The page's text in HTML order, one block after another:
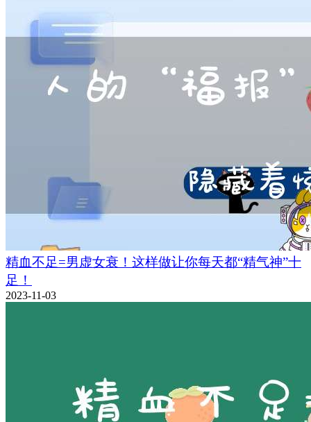
精血不足=男虚女衰！这样做让你每天都“精气神”十
足！
2023-11-03